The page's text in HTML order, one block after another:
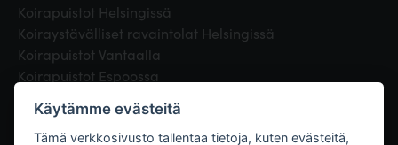
Koirapuistot Helsingissä
Koiraystävälliset ravaintolat Helsingissä
Koirapuistot Vantaalla
Koirapuistot Espoossa
Eläinlääkäri Helsingissä
Koirapuistot Tampereella
Käytämme evästeitä
Tämä verkkosivusto tallentaa tietoja, kuten evästeitä,